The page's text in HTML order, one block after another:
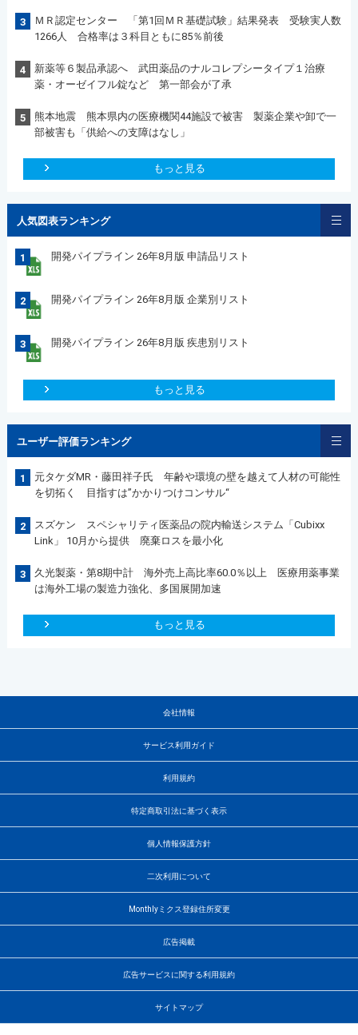
3
ＭＲ認定センター 「第1回ＭＲ基礎試験」結果発表 受験実人数
1266人 合格率は３科目ともに85％前後
4
新薬等６製品承認へ 武田薬品のナルコレプシータイプ１治療
薬・オーゼイフル錠など 第一部会が了承
5
熊本地震 熊本県内の医療機関44施設で被害 製薬企業や卸で一
部被害も「供給への支障はなし」
もっと見る
人気図表ランキング
1 開発パイプライン 26年8月版 申請品リスト
2 開発パイプライン 26年8月版 企業別リスト
3 開発パイプライン 26年8月版 疾患別リスト
もっと見る
ユーザー評価ランキング
1
元タケダMR・藤田祥子氏 年齢や環境の壁を越えて人材の可能性
を切拓く 目指すは”かかりつけコンサル“
2
スズケン スペシャリティ医薬品の院内輸送システム「Cubixx
Link」 10月から提供 廃棄ロスを最小化
3
久光製薬・第8期中計 海外売上高比率60.0％以上 医療用薬事業
は海外工場の製造力強化、多国展開加速
もっと見る
会社情報
サービス利用ガイド
利用規約
特定商取引法に基づく表示
個人情報保護方針
二次利用について
Monthlyミクス登録住所変更
広告掲載
広告サービスに関する利用規約
サイトマップ